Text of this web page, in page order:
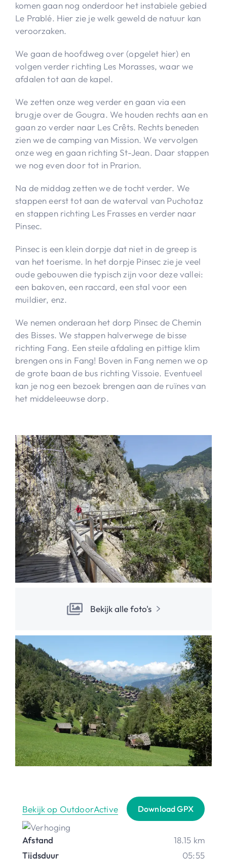
komen gaan nog onderdoor het instabiele gebied
Le Prablé. Hier zie je welk geweld de natuur kan
veroorzaken.
We gaan de hoofdweg over (opgelet hier) en
volgen verder richting Les Morasses, waar we
afdalen tot aan de kapel.
We zetten onze weg verder en gaan via een
brugje over de Gougra. We houden rechts aan en
gaan zo verder naar Les Crêts. Rechts beneden
zien we de camping van Mission. We vervolgen
onze weg en gaan richting St-Jean. Daar stappen
we nog even door tot in Prarion.
Na de middag zetten we de tocht verder. We
stappen eerst tot aan de waterval van Puchotaz
en stappen richting Les Frasses en verder naar
Pinsec.
Pinsec is een klein dorpje dat niet in de greep is
van het toerisme. In het dorpje Pinsec zie je veel
oude gebouwen die typisch zijn voor deze vallei:
een bakoven, een raccard, een stal voor een
muildier, enz.
We nemen onderaan het dorp Pinsec de Chemin
des Bisses. We stappen halverwege de bisse
richting Fang. Een steile afdaling en pittige klim
brengen ons in Fang! Boven in Fang nemen we op
de grote baan de bus richting Vissoie. Eventueel
kan je nog een bezoek brengen aan de ruïnes van
het middeleeuwse dorp.
Bekijk alle foto's
Bekijk op OutdoorActive Download GPX
Afstand
18.15 km
Tijdsduur
05:55